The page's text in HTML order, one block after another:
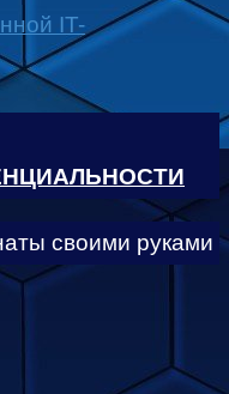
IT-
своими руками